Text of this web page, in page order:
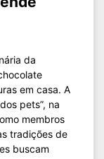
da
em casa. A
pets”, na
membros
tradições de
buscam